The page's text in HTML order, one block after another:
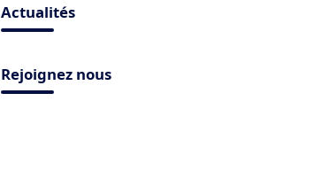
Actualités
Rejoignez nous